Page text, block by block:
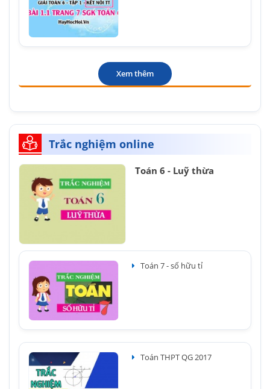
Xem thêm
Trắc nghiệm online
Toán 6 - Luỹ thừa
Toán 7 - số hữu tỉ
Toán THPT QG 2017